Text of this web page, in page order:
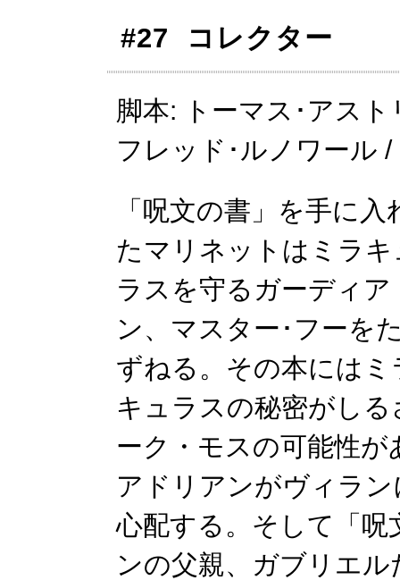
#27 コレクター
脚本: トーマス･アス
フレッド･ルノワール
「呪文の書」を手に入
たマリネットはミラキ
ラスを守るガーディア
ン、マスター･フーを
ずねる。その本にはミ
キュラスの秘密がし
ーク・モスの可能性
アドリアンがヴィラ
心配する。そして「
ンの父親、ガブリエ